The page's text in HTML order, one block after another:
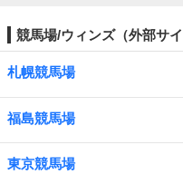
競馬場/ウィンズ（外部サイ
札幌競馬場
福島競馬場
東京競馬場